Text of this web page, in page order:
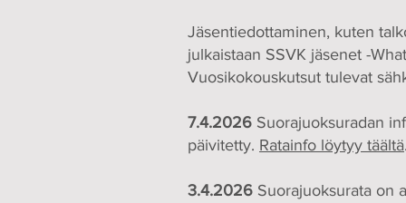
​Jäsentiedottaminen, kuten
julkaistaan SSVK jäsenet -
Vuosikokouskutsut tulevat
7.4.2026 Suorajuoksuradan
päivitetty. Ratainfo löytyy täältä
3.4.2026 Suorajuoksurata on